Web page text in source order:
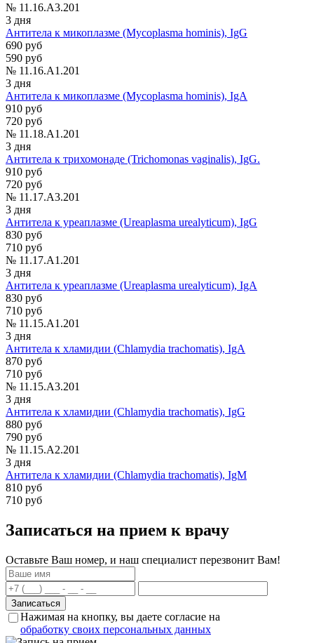
№ 11.16.A3.201
3 дня
Антитела к микоплазме (Mycoplasma hominis), IgG
690 руб
590 руб
№ 11.16.A1.201
3 дня
Антитела к микоплазме (Mycoplasma hominis), IgА
910 руб
720 руб
№ 11.18.A1.201
3 дня
Антитела к трихомонаде (Trichomonas vaginalis), IgG.
910 руб
720 руб
№ 11.17.A3.201
3 дня
Антитела к уреаплазме (Ureaplasma urealyticum), IgG
830 руб
710 руб
№ 11.17.A1.201
3 дня
Антитела к уреаплазме (Ureaplasma urealyticum), IgА
830 руб
710 руб
№ 11.15.A1.201
3 дня
Антитела к хламидии (Chlamydia trachomatis), IgA
870 руб
710 руб
№ 11.15.A3.201
3 дня
Антитела к хламидии (Chlamydia trachomatis), IgG
880 руб
790 руб
№ 11.15.A2.201
3 дня
Антитела к хламидии (Chlamydia trachomatis), IgM
810 руб
710 руб
Записаться на прием к врачу
Оставьте Ваш номер, и наш специалист перезвонит Вам!
Нажимая на кнопку, вы даете согласие на
обработку своих персональных данных